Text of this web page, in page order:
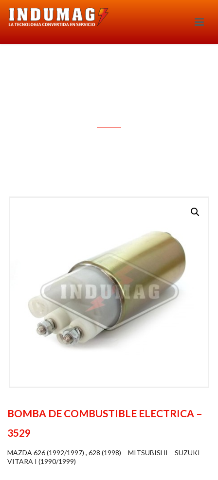
BOMBA DE COMBUSTIBLE ELECTRICA –
3529
MAZDA 626 (1992/1997) , 628 (1998) – MITSUBISHI – SUZUKI
VITARA I (1990/1999)